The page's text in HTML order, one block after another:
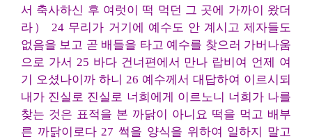
서 축사하신 후 여럿이 떡 먹던 그 곳에 가까이 왔더
라） 24 무리가 거기에 예수도 안 계시고 제자들도
없음을 보고 곧 배들을 타고 예수를 찾으러 가버나움
으로 가서 25 바다 건너편에서 만나 랍비여 언제 여
기 오셨나이까 하니 26 예수께서 대답하여 이르시되
내가 진실로 진실로 너희에게 이르노니 너희가 나를
찾는 것은 표적을 본 까닭이 아니요 떡을 먹고 배부
른 까닭이로다 27 썩을 양식을 위하여 일하지 말고